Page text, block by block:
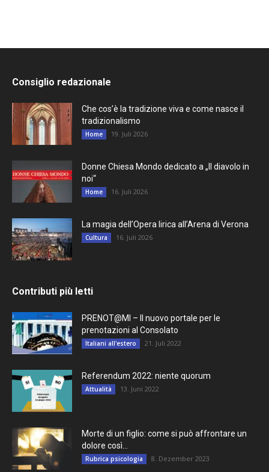
Consiglio redazionale
Che cos’è la tradizione viva e come nasce il
tradizionalismo
Home 19. Juli 2026
Donne Chiesa Mondo dedicato a „Il diavolo in
noi“
Home 16. Juli 2026
La magia dell’Opera lirica all’Arena di Verona
Cultura 16. Juli 2026
Contributi più letti
PRENOT@MI – Il nuovo portale per le
prenotazioni al Consolato
Italiani all'estero 21. Juli 2022
Referendum 2022: niente quorum
Attualità 13. Juni 2022
Morte di un figlio: come si può affrontare un
dolore così...
Rubrica psicologia 8. Dezember 2023